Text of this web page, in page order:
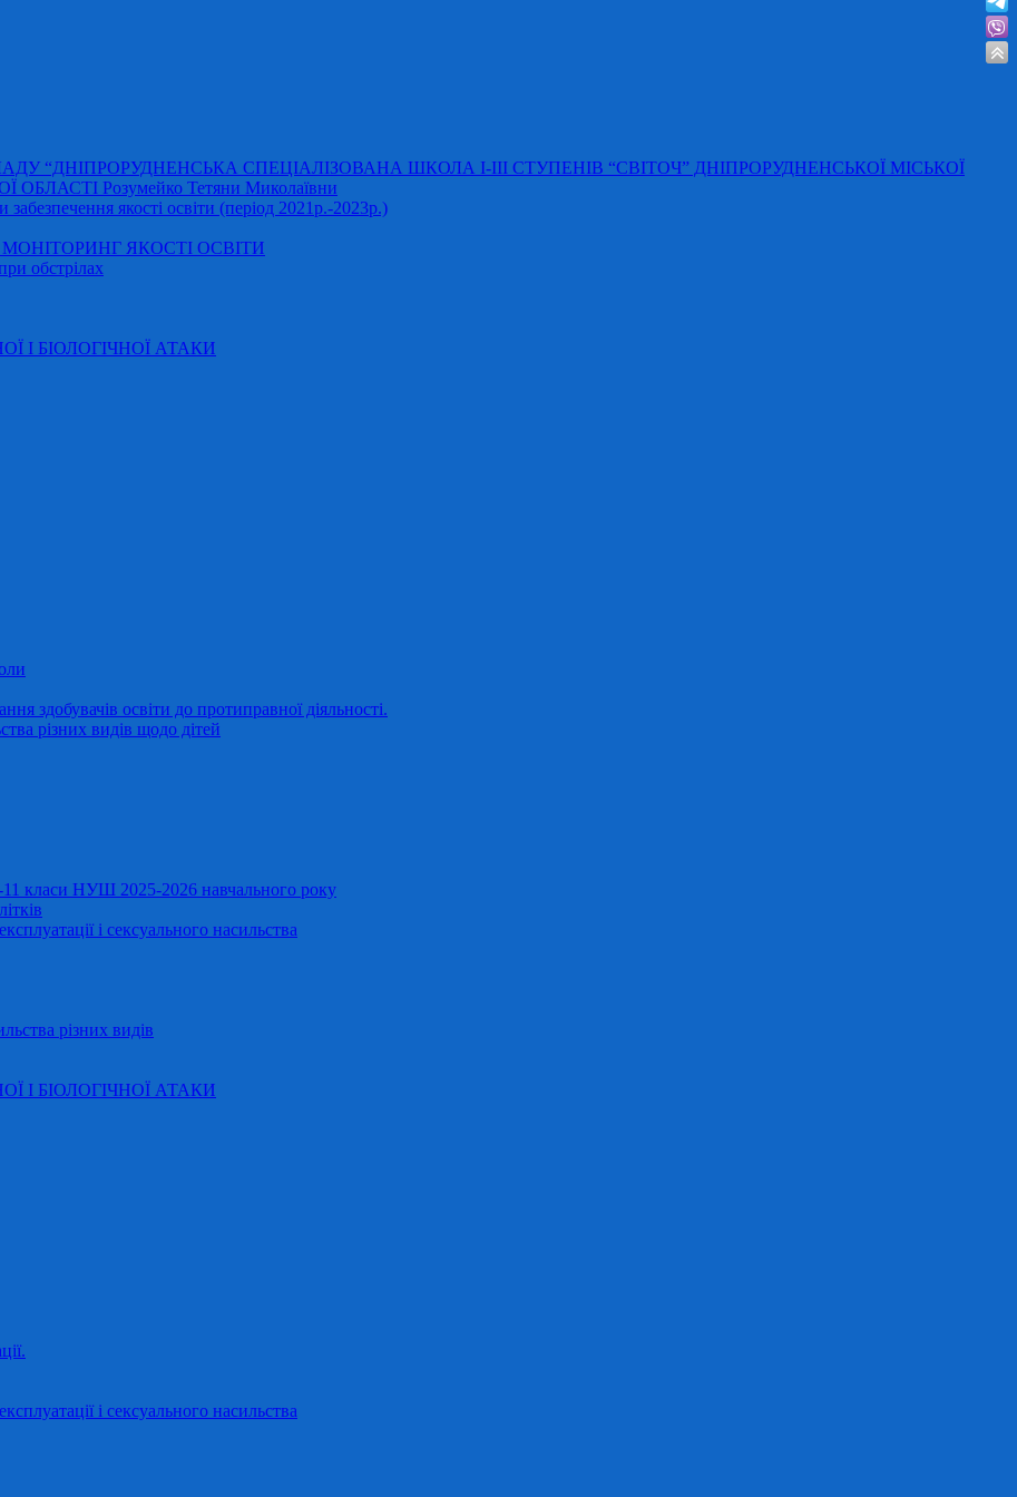
“ДНІПРОРУДНЕНСЬКА СПЕЦІАЛІЗОВАНА ШКОЛА І-ІІІ СТУПЕНІВ “СВІТОЧ” ДНІПРОРУДНЕНСЬКОЇ МІСЬКОЇ
Розумейко Тетяни Миколаївни
якості освіти (період 2021р.-2023р.)
ЯКОСТІ ОСВІТИ
обстрілах
І БІОЛОГІЧНОЇ АТАКИ
здобувачів освіти до протиправної діяльності.
різних видів щодо дітей
11 класи НУШ 2025-2026 навчального року
і сексуального насильства
різних видів
І БІОЛОГІЧНОЇ АТАКИ
і сексуального насильства